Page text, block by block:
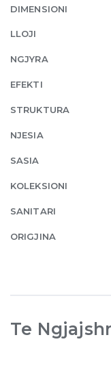
42
H
16
Rosso
Rubens
DIMENSIONI
LLOJI
NGJYRA
EFEKTI
STRUKTURA
NJESIA
SASIA
KOLEKSIONI
SANITARI
ORIGJINA
Te